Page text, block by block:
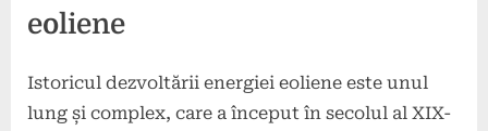
eoliene
Istoricul dezvoltării energiei eoliene este unul
lung și complex, care a început în secolul al XIX-